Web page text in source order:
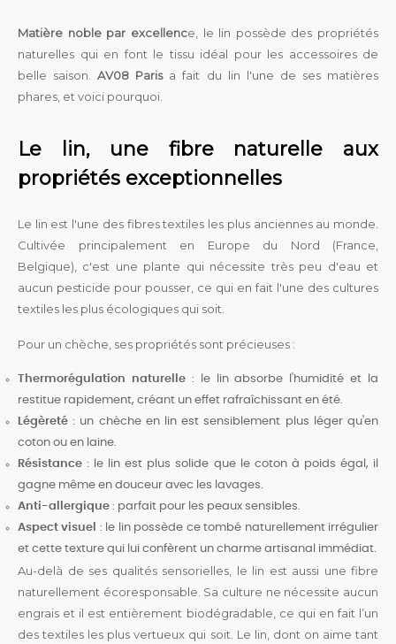
Matière noble par excellence, le lin possède des propriétés
naturelles qui en font le tissu idéal pour les accessoires de
belle saison.AV08 Parisa fait du lin l'une de ses matières
phares, et voici pourquoi.
Le lin, une fibre naturelle aux
propriétés exceptionnelles
Le lin est l'une des fibres textiles les plus anciennes au monde.
Cultivée principalement en Europe du Nord (France,
Belgique), c'est une plante qui nécessite très peu d'eau et
aucun pesticide pour pousser, ce qui en fait l'une des cultures
textiles les plus écologiques qui soit.
Pour un chèche, ses propriétés sont précieuses :
Thermorégulation naturelle: le lin absorbe l'humidité et la
restitue rapidement, créant un effet rafraîchissant en été.
Légèreté : un chèche en lin est sensiblement plus léger qu'en
coton ou en laine.
Résistance : le lin est plus solide que le coton à poids égal, il
gagne même en douceur avec les lavages.
Anti-allergique : parfait pour les peaux sensibles.
Aspect visuel
: le lin possède ce tombé naturellement irrégulier
et cette texture qui lui confèrent un charme artisanal immédiat.
Au-delà de ses qualités sensorielles, le lin est aussi une fibre
naturellement écoresponsable. Sa culture ne nécessite aucun
engrais et il est entièrement biodégradable, ce qui en fait l’un
des textiles les plus vertueux qui soit. Le lin, dont on aime tant